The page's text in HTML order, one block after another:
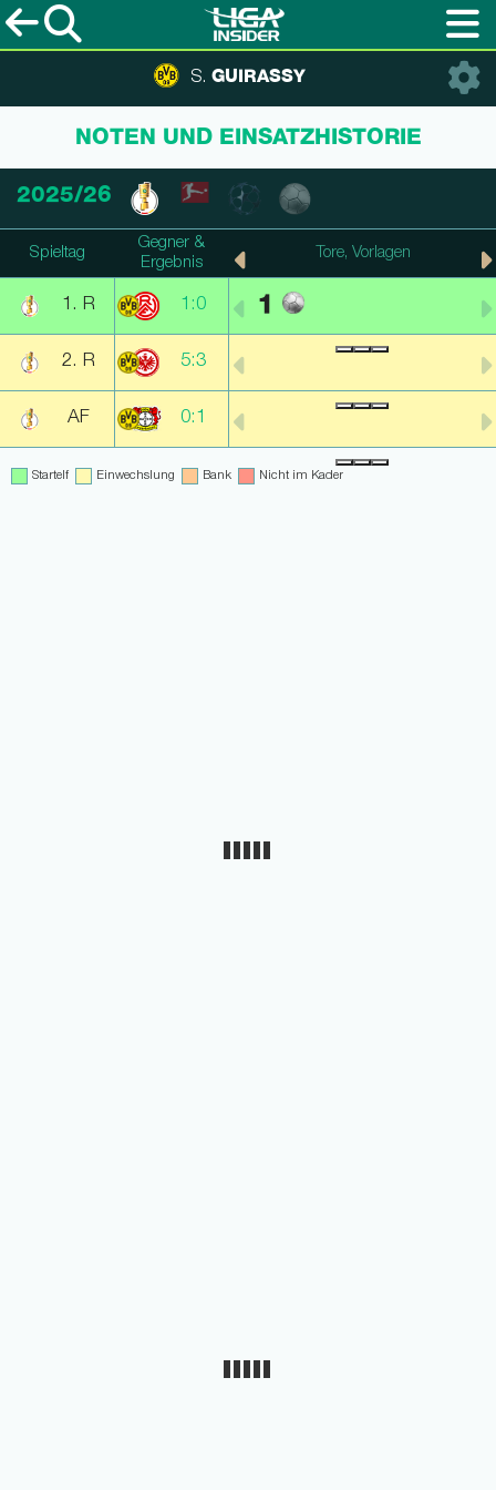
S. GUIRASSY
NOTEN UND EINSATZHISTORIE
2025/26
Spieltag
Gegner &
Ergebnis
Punkte, Note Tore, Vorlagen
1. R 1:0 1
2. R 5:3
AF 0:1
Startelf Einwechslung Bank Nicht im Kader